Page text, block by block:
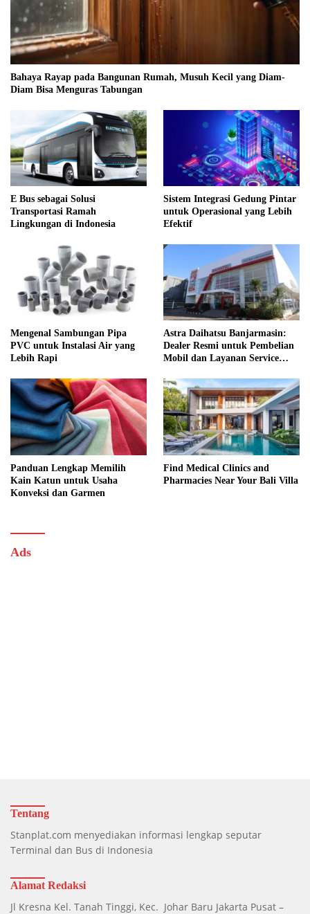
Bahaya Rayap pada Bangunan Rumah, Musuh Kecil yang Diam-
Diam Bisa Menguras Tabungan
E Bus sebagai Solusi
Transportasi Ramah
Lingkungan di Indonesia
Sistem Integrasi Gedung Pintar
untuk Operasional yang Lebih
Efektif
Mengenal Sambungan Pipa
PVC untuk Instalasi Air yang
Lebih Rapi
Astra Daihatsu Banjarmasin:
Dealer Resmi untuk Pembelian
Mobil dan Layanan Service
Panduan Lengkap Memilih
Kain Katun untuk Usaha
Konveksi dan Garmen
Find Medical Clinics and
Pharmacies Near Your Bali Villa
Ads
Tentang
Stanplat.com menyediakan informasi lengkap seputar
Terminal dan Bus di Indonesia
Alamat Redaksi
Jl Kresna Kel. Tanah Tinggi, Kec. Johar Baru Jakarta Pusat –